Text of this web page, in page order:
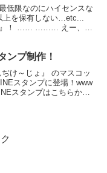
低限なのにハイセンスな
上を保有しない…etc...
』！ …… ……… えー、ム
ンプ制作！
け～じょ』 のマスコッ
スタンプに登場！www
スタンプはこちらから